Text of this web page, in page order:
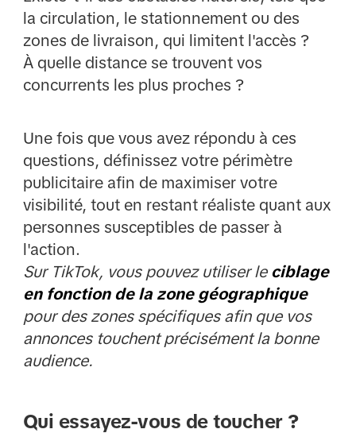
la circulation, le stationnement ou des
zones de livraison, qui limitent l'accès ?
À quelle distance se trouvent vos
concurrents les plus proches ?
Une fois que vous avez répondu à ces
questions, définissez votre périmètre
publicitaire afin de maximiser votre
visibilité, tout en restant réaliste quant aux
personnes susceptibles de passer à
l'action.
Sur TikTok, vous pouvez utiliser le ciblage
en fonction de la zone géographique
pour des zones spécifiques afin que vos
annonces touchent précisément la bonne
audience.
Qui essayez-vous de toucher ?